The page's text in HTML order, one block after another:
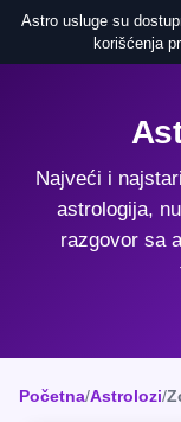
Astro usluge su
korišćenja
Najveći i
astrologija,
razgovor sa
Početna/Astrolozi/